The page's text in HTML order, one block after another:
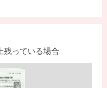
残っている場合